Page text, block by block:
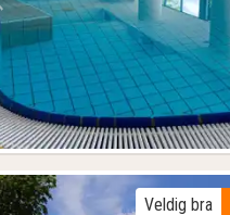
Forrige bilde
Veldig bra